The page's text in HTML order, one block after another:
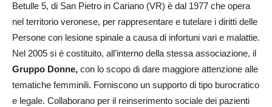
Betulle 5, di San Pietro in Cariano (VR) è dal 1977 che opera
nel territorio veronese, per rappresentare e tutelare i diritti delle
Persone con lesione spinale a causa di infortuni vari e malattie.
Nel 2005 si è costituito, all’interno della stessa associazione, il
Gruppo Donne, con lo scopo di dare maggiore attenzione alle
tematiche femminili. Forniscono un supporto di tipo burocratico
e legale. Collaborano per il reinserimento sociale dei pazienti